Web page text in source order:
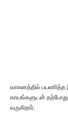
வாகனத்தில் பயணித்த
காயங்களுடன் தற்போது
வருகிறார்.